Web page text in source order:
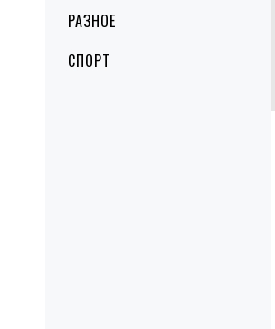
РАЗНОЕ
СПОРТ